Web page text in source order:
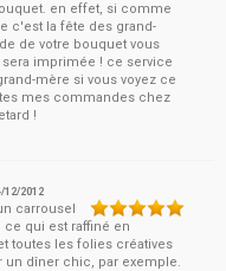
en effet, si comme
c'est la fête des grand-
de votre bouquet vous
imprimée ! ce service
mère si vous voyez ce
mes commandes chez
!
12/2012
carrousel
qui est raffiné en
toutes les folies créatives
un dîner chic, par exemple.